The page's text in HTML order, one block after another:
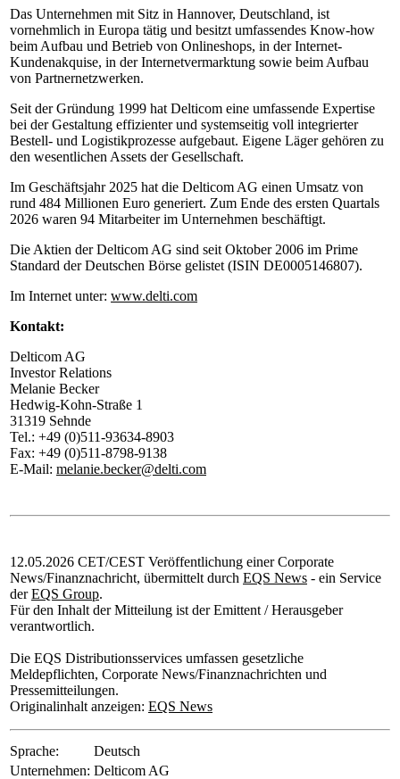
Das Unternehmen mit Sitz in Hannover, Deutschland, ist
vornehmlich in Europa tätig und besitzt umfassendes Know-how
beim Aufbau und Betrieb von Onlineshops, in der Internet-
Kundenakquise, in der Internetvermarktung sowie beim Aufbau
von Partnernetzwerken.
Seit der Gründung 1999 hat Delticom eine umfassende Expertise
bei der Gestaltung effizienter und systemseitig voll integrierter
Bestell- und Logistikprozesse aufgebaut. Eigene Läger gehören zu
den wesentlichen Assets der Gesellschaft.
Im Geschäftsjahr 2025 hat die Delticom AG einen Umsatz von
rund 484 Millionen Euro generiert. Zum Ende des ersten Quartals
2026 waren 94 Mitarbeiter im Unternehmen beschäftigt.
Die Aktien der Delticom AG sind seit Oktober 2006 im Prime
Standard der Deutschen Börse gelistet (ISIN DE0005146807).
Im Internet unter: www.delti.com
Kontakt:
Delticom AG
Investor Relations
Melanie Becker
Hedwig-Kohn-Straße 1
31319 Sehnde
Tel.: +49 (0)511-93634-8903
Fax: +49 (0)511-8798-9138
E-Mail: melanie.becker@delti.com
12.05.2026 CET/CEST Veröffentlichung einer Corporate
News/Finanznachricht, übermittelt durch EQS News - ein Service
derEQS Group.
Für den Inhalt der Mitteilung ist der Emittent / Herausgeber
verantwortlich.
Die EQS Distributionsservices umfassen gesetzliche
Meldepflichten, Corporate News/Finanznachrichten und
Pressemitteilungen.
Originalinhalt anzeigen: EQS News
Sprache:
Deutsch
Unternehmen: Delticom AG